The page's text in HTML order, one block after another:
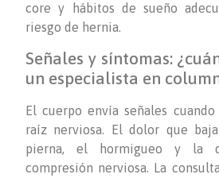
core y hábitos de sueño
riesgo de hernia.
Señales y síntomas:
un especialista en
El cuerpo envía señales
raíz nerviosa. El dolor que
pierna, el hormigueo y la
compresión nerviosa. La